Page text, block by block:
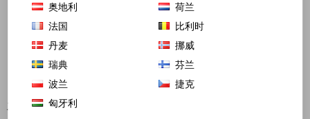
水塔 饺子醋 500ml日期见内页
奥地利
荷兰
法国
比利时
丹麦
挪威
瑞典
芬兰
波兰
捷克
匈牙利